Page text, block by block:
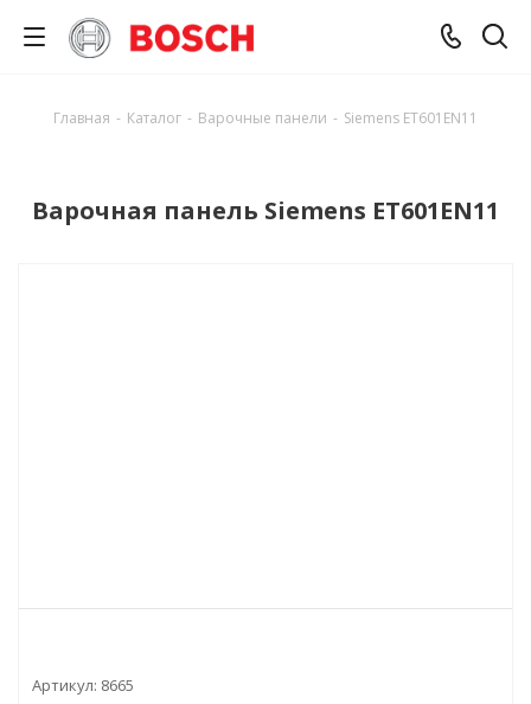
Главная - Каталог - Варочные панели - Siemens ET601EN11
Варочная панель Siemens ET601EN11
Артикул: 8665